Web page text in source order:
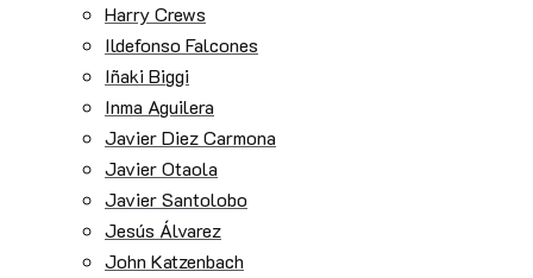
Harry Crews
Ildefonso Falcones
Iñaki Biggi
Inma Aguilera
Javier Diez Carmona
Javier Otaola
Javier Santolobo
Jesús Álvarez
John Katzenbach